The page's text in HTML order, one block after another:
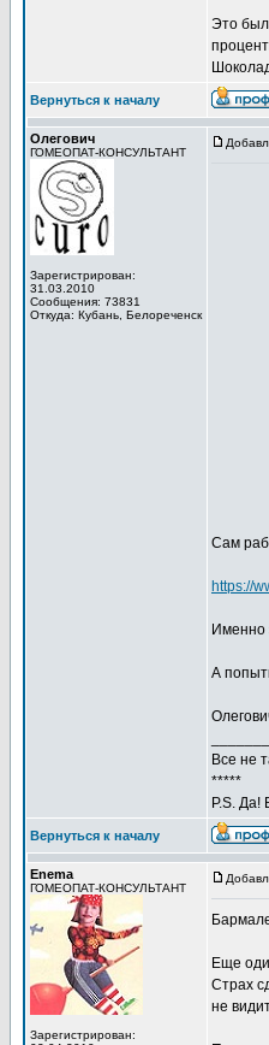
Это
Вернуться к началу
Олегович
ГОМЕОПАТ-КОНСУЛЬТАНТ
Зарегистрирован:
31.03.2010
Сообщения: 73831
Откуда: Кубань, Белореченск
Сам
https://
Именно
А
Все не
*****
P.S.
Вернуться к началу
Enema
ГОМЕОПАТ-КОНСУЛЬТАНТ
Зарегистрирован:
Еще
Страх
не